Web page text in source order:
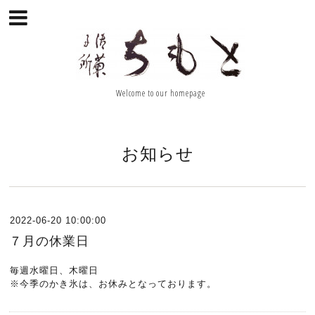
Welcome to our homepage
お知らせ
2022-06-20 10:00:00
７月の休業日
毎週水曜日、木曜日
※今季のかき氷は、お休みとなっております。